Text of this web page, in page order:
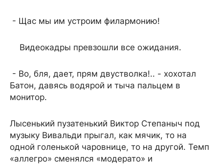
- Щас мы им устроим филармонию!
Видеокадры превзошли все ожидания.
- Во, бля, дает, прям двустволка!.. - хохотал
Батон, давясь водярой и тыча пальцем в
монитор.
Лысенький пузатенький Виктор Степаныч под
музыку Вивальди прыгал, как мячик, то на
одной голенькой чаровнице, то на другой. Темп
«аллегро» сменялся «модерато» и